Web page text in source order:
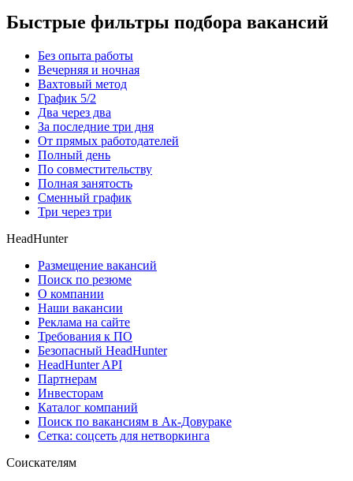
Быстрые фильтры подбора вакансий
Без опыта работы
Вечерняя и ночная
Вахтовый метод
График 5/2
Два через два
За последние три дня
От прямых работодателей
Полный день
По совместительству
Полная занятость
Сменный график
Три через три
HeadHunter
Размещение вакансий
Поиск по резюме
О компании
Наши вакансии
Реклама на сайте
Требования к ПО
Безопасный HeadHunter
HeadHunter API
Партнерам
Инвесторам
Каталог компаний
Поиск по вакансиям в Ак-Довураке
Сетка: соцсеть для нетворкинга
Соискателям